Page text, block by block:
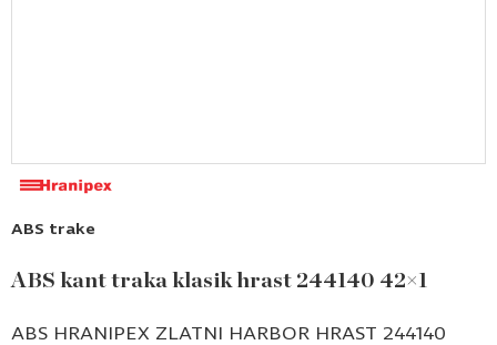
ABS trake
ABS kant traka klasik hrast 244140 42×1
ABS HRANIPEX ZLATNI HARBOR HRAST 244140